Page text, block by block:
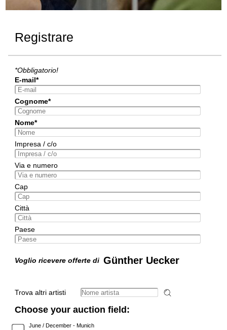
Registrare
*Obbligatorio!
E-mail*
Cognome*
Nome*
Impresa / c/o
Via e numero
Cap
Città
Paese
Voglio ricevere offerte di Günther Uecker
Trova altri artisti
Choose your auction field:
June / December - Munich